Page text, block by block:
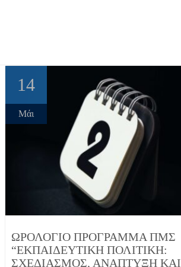
14
Μάι
ΩΡΟΛΌΓΙΟ ΠΡΌΓΡΑΜΜΑ ΠΜΣ
“ΕΚΠΑΙΔΕΥΤΙΚΉ ΠΟΛΙΤΙΚΉ:
ΣΧΕΔΙΑΣΜΌΣ, ΑΝΆΠΤΥΞΗ ΚΑΙ